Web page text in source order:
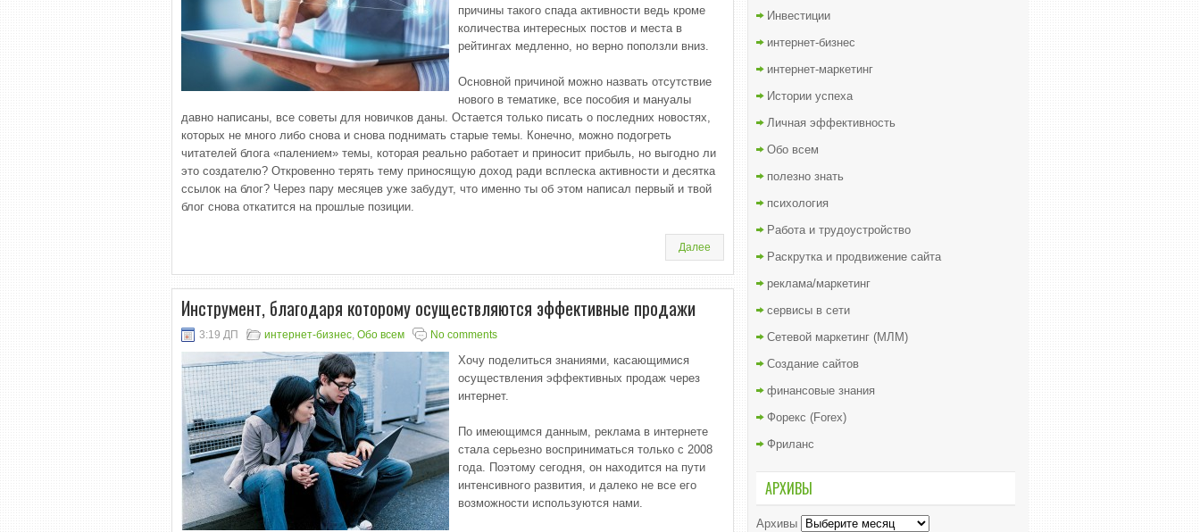
причины такого спада активности ведь кроме
количества интересных постов и места в
рейтингах медленно, но верно поползли вниз.
Основной причиной можно назвать отсутствие
нового в тематике, все пособия и мануалы
давно написаны, все советы для новичков даны. Остается только писать о последних новостях,
которых не много либо снова и снова поднимать старые темы. Конечно, можно подогреть
читателей блога «палением» темы, которая реально работает и приносит прибыль, но выгодно ли
это создателю? Откровенно терять тему приносящую доход ради всплеска активности и десятка
ссылок на блог? Через пару месяцев уже забудут, что именно ты об этом написал первый и твой
блог снова откатится на прошлые позиции.
Далее
Инструмент, благодаря которому осуществляются эффективные продажи
3:19 ДП интернет-бизнес, Обо всем No comments
Хочу поделиться знаниями, касающимися
осуществления эффективных продаж через
интернет.
По имеющимся данным, реклама в интернете
стала серьезно восприниматься только с 2008
года. Поэтому сегодня, он находится на пути
интенсивного развития, и далеко не все его
возможности используются нами.
Инвестиции
интернет-бизнес
интернет-маркетинг
Истории успеха
Личная эффективность
Обо всем
полезно знать
психология
Работа и трудоустройство
Раскрутка и продвижение сайта
реклама/маркетинг
сервисы в сети
Сетевой маркетинг (МЛМ)
Создание сайтов
финансовые знания
Форекс (Forex)
Фриланс
АРХИВЫ
Архивы